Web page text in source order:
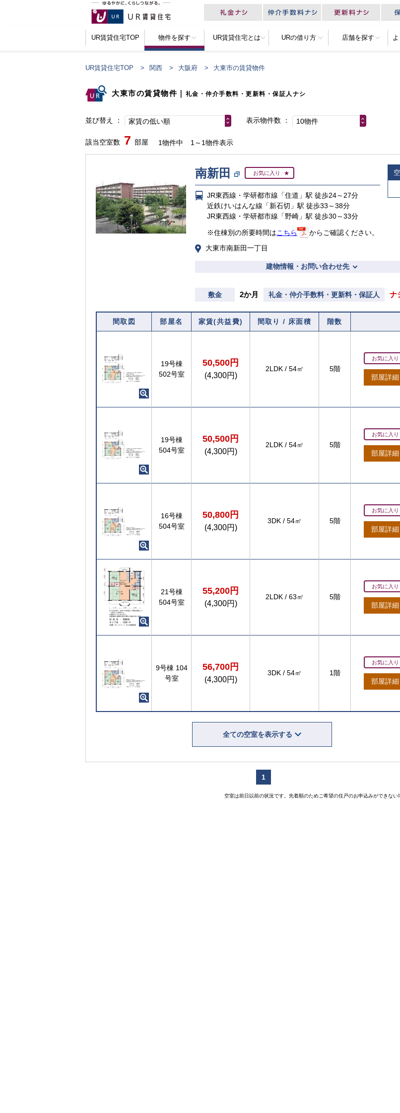
UR賃貸住宅TOP 物件を探す UR賃貸住宅とは URの借り方 店舗を探す
UR賃貸住宅TOP 関西 大阪府 大東市の賃貸物件
大東市の賃貸物件 ｜ 礼金・仲介手数料・更新料・保証人ナシ
並び替え 家賃の低い順 表示物件数 10物件
該当空室数 7 部屋 1物件中 1～1物件表示
南新田 お気に入り
JR東西線・学研都市線「住道」駅 徒歩24～27分
近鉄けいはんな線「新石切」駅 徒歩33～38分
JR東西線・学研都市線「野崎」駅 徒歩30～33分
※住棟別の所要時間はこちら
からご確認ください。
大東市南新田一丁目
建物情報・お問い合わせ先
敷金 2か月 礼金・仲介手数料・更新料・保証人 ナ
間取図 部屋名 家賃(共益費) 間取り / 床面積 階数
19号棟
502号室
50,500円
(4,300円)
2LDK / 54㎡ 5階
お気に入り
部屋詳細
19号棟
504号室
50,500円
(4,300円)
2LDK / 54㎡ 5階
お気に入り
部屋詳細
16号棟
504号室
50,800円
(4,300円)
3DK / 54㎡ 5階
お気に入り
部屋詳細
21号棟
504号室
55,200円
(4,300円)
2LDK / 63㎡ 5階
お気に入り
部屋詳細
9号棟 104
号室
56,700円
(4,300円)
3DK / 54㎡ 1階
お気に入り
部屋詳細
全ての空室を表示する
1
空室は前日以前の状況です。先着順のためご希望の住戸のお申込みができない